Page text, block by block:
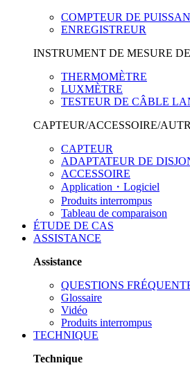
COMPTEUR DE
ENREGISTREUR
INSTRUMENT DE MESURE
THERMOMÈTRE
LUXMÈTRE
TESTEUR DE CÂBLE
CAPTEUR/ACCESSOIRE/
CAPTEUR
ADAPTATEUR DE
ACCESSOIRE
Application・Logiciel
Produits interrompus
Tableau de comparaison
ÉTUDE DE CAS
ASSISTANCE
Assistance
QUESTIONS
Glossaire
Vidéo
Produits interrompus
TECHNIQUE
Technique